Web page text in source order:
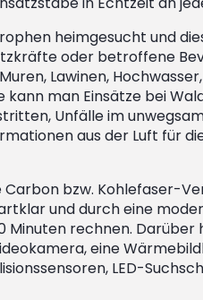
heimgesucht und
oder betroffene
Lawinen,
man Einsätze bei
Unfälle im
aus der Luft für
bzw. Kohlefaser-
und durch eine
rechnen. Darüber
eine
LED-